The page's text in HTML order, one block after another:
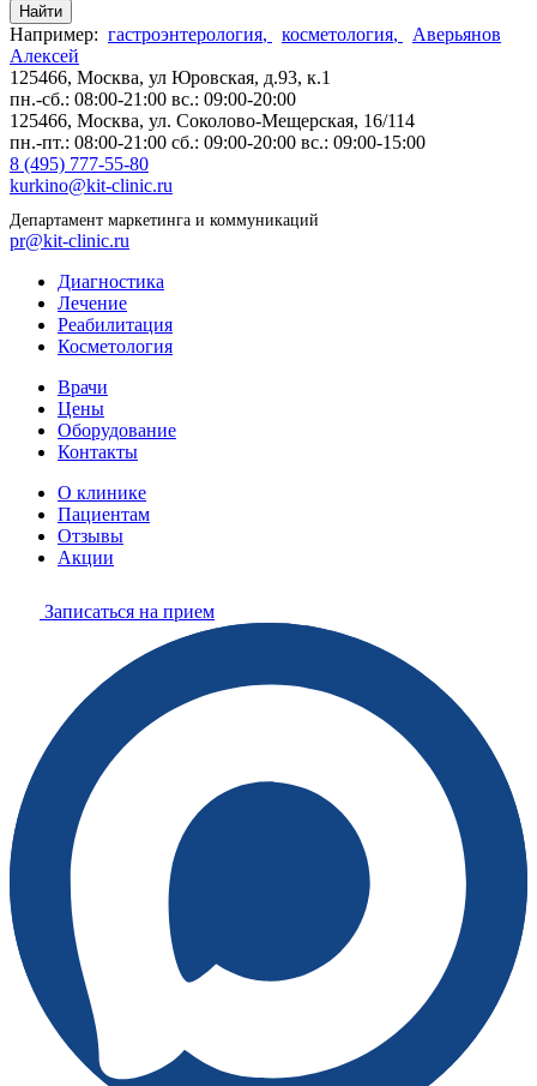
Найти
Например: гастроэнтерология, косметология,
Аверьянов
Алексей
125466, Москва, ул Юровская, д.93, к.1
пн.-сб.: 08:00-21:00 вс.: 09:00-20:00
125466, Москва, ул. Соколово-Мещерская, 16/114
пн.-пт.: 08:00-21:00 сб.: 09:00-20:00 вс.: 09:00-15:00
8 (495) 777-55-80
kurkino@kit-clinic.ru
Департамент маркетинга и коммуникаций
pr@kit-clinic.ru
Диагностика
Лечение
Реабилитация
Косметология
Врачи
Цены
Оборудование
Контакты
О клинике
Пациентам
Отзывы
Акции
Записаться на прием